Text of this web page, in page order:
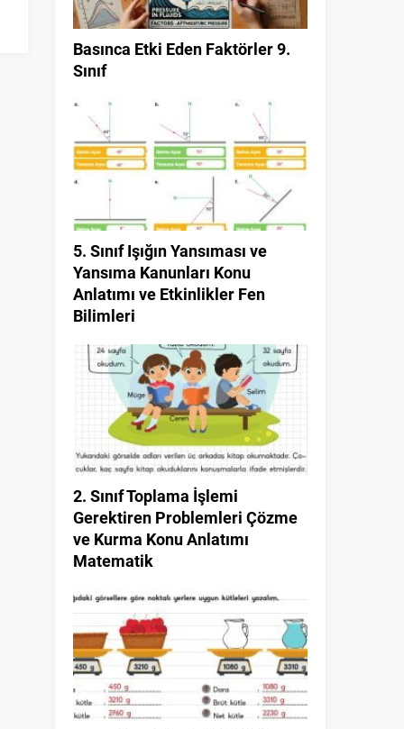
Basınca Etki Eden Faktörler 9.
Sınıf
5. Sınıf Işığın Yansıması ve
Yansıma Kanunları Konu
Anlatımı ve Etkinlikler Fen
Bilimleri
2. Sınıf Toplama İşlemi
Gerektiren Problemleri Çözme
ve Kurma Konu Anlatımı
Matematik